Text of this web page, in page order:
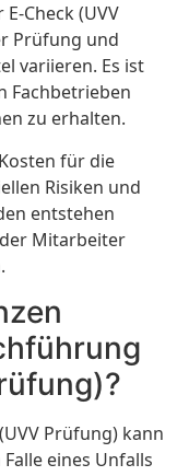
Check (UVV
Prüfung und
variieren. Es ist
Fachbetrieben
zu erhalten.
für die
Risiken und
entstehen
Mitarbeiter
Prüfung) kann
eines Unfalls